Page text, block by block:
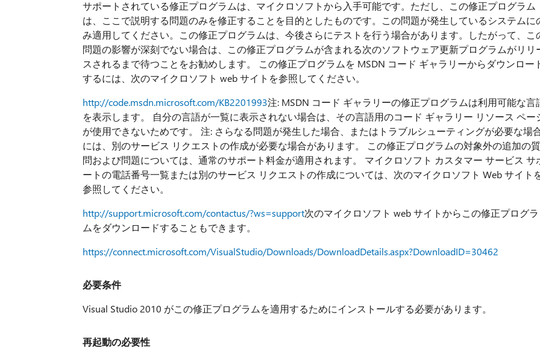
サポートされている修正プログラムは、マイクロソフトから入手可能です。ただし、この修正プログラム
は、ここで説明する問題のみを修正することを目的としたものです。この問題が発生しているシステムに
み適用してください。この修正プログラムは、今後さらにテストを行う場合があります。したがって、こ
問題の影響が深刻でない場合は、この修正プログラムが含まれる次のソフトウェア更新プログラムがリリ
スされるまで待つことをお勧めします。 この修正プログラムを MSDN コード ギャラリーからダウンロー
するには、次のマイクロソフト web サイトを参照してください。
http://code.msdn.microsoft.com/KB2201993注: MSDN コード ギャラリーの修正プログラムは利用可能な言
を表示します。 自分の言語が一覧に表示されない場合は、その言語用のコード ギャラリー リソース ペー
が使用できないためです。 注: さらなる問題が発生した場合、またはトラブルシューティングが必要な場
には、別のサービス リクエストの作成が必要な場合があります。 この修正プログラムの対象外の追加の質
問および問題については、通常のサポート料金が適用されます。 マイクロソフト カスタマー サービス サ
ートの電話番号一覧または別のサービス リクエストの作成については、次のマイクロソフト Web サイト
参照してください。
http://support.microsoft.com/contactus/?ws=support次のマイクロソフト web サイトからこの修正プログラ
ムをダウンロードすることもできます。
https://connect.microsoft.com/VisualStudio/Downloads/DownloadDetails.aspx?DownloadID=30462
必要条件
Visual Studio 2010 がこの修正プログラムを適用するためにインストールする必要があります。
再起動の必要性